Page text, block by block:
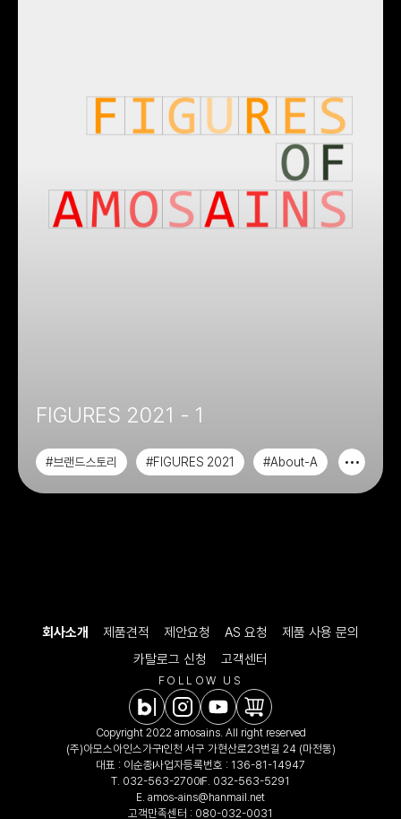
FIGURES 2021 - 1
#브랜드스토리 #FIGURES 2021 #About-A
회사소개 제품견적 제안요청 AS 요청
제품 사용 문의
카탈로그 신청
고객센터
FOLLOW US
Copyright 2022 amosains. All right reserved
(주)아모스아인스가구인천 서구 가현산로23번길 24 (마전동)
대표 : 이순종사업자등록번호 : 136-81-14947
T. 032-563-2700 F. 032-563-5291
E. amos-ains@hanmail.net
고객만족센터 : 080-032-0031